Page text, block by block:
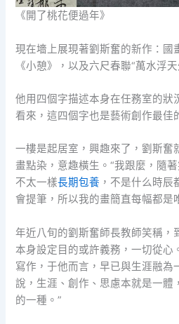
《開了桃花便過年》
現在墻上展現著劉斯奮的新作：國
《小憩》，以及六尺春聯“萬水浮
他用四個字描述本身在任務室的狀
看來，這四個字也是藝術創作最佳
一樓是起居室，興趣來了，劉斯奮
畫點染，意趣橫生。“我跟麼，隨
不太一樣長期包養 ，不是什么時
會提筆，所以我的畫簡直每幅都是
年近八旬的劉斯奮師長教師笑稱，
本身設定目的或許義務，一切從心
寫作，于他而言，早已與生涯融為
說，生涯、創作、思慮本就是一體
的一種。”